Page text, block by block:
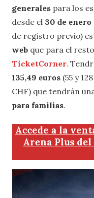
generales para los
desde el 30 de enero
de registro previo)
web que para el
TicketCorner.
135,49 euros (55 y
CHF) que tendrán
para familias.
Accede a la
Arena Plus